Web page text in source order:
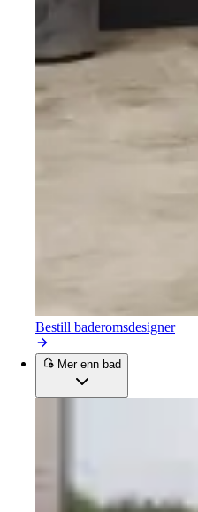
Bestill baderomsdesigner
Mer enn bad